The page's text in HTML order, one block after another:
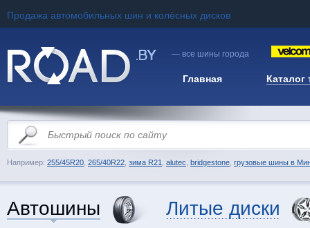
Продажа автомобильных шин и колёсных дисков
— все шины города
Главная Каталог
Например: 255/45R20 265/40R22 зима R21 alutec bridgestone грузовые шины в
Автошины Литые диски